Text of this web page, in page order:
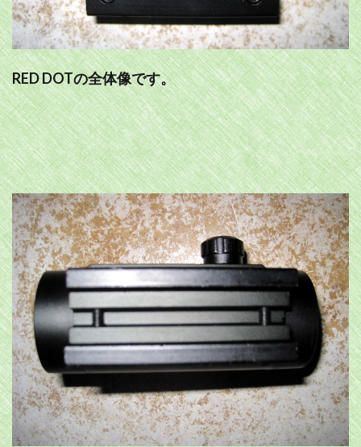
RED DOTの全体像です。